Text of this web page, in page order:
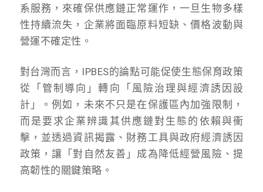
系服務，來確保供應鏈正常運作，一旦生物多樣
性持續流失，企業將面臨原料短缺、價格波動與
營運不確定性。
對台灣而言，IPBES的論點可能促使生態保育政策
從「管制導向」轉向「風險治理與經濟誘因設
計」。例如，未來不只是在保護區內加強限制，
而是要求企業辨識其供應鏈對生態的依賴與衝
擊，並透過資訊揭露、財務工具與政府經濟誘因
政策，讓「對自然友善」成為降低經營風險、提
高韌性的關鍵策略。